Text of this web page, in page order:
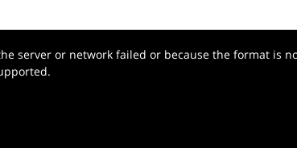
server or network failed or because the format is